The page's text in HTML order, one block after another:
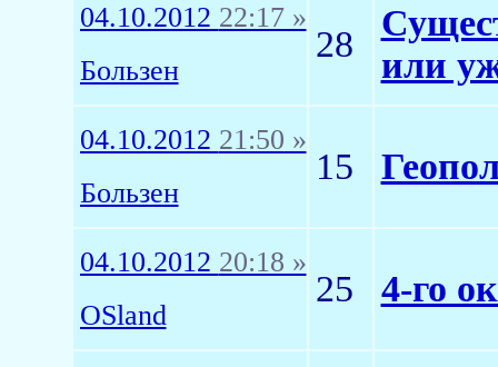
04.10.2012 22:17 »
Бользен
28
или
04.10.2012 21:50 »
Бользен
15
04.10.2012 20:18 »
OSland
25 4-го